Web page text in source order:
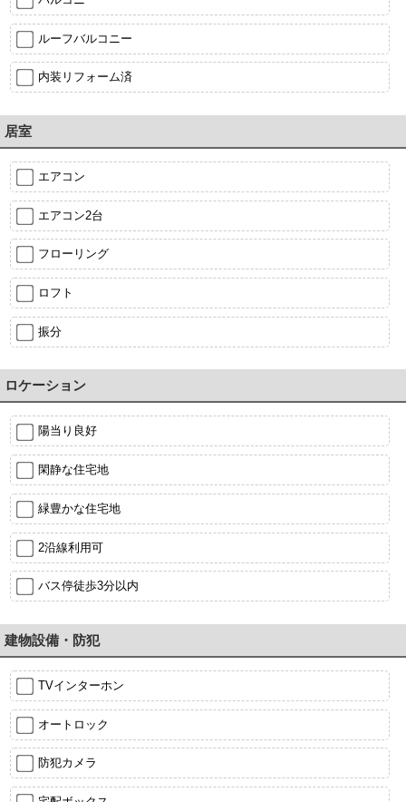
ルーフバルコニー
内装リフォーム済
居室
エアコン
エアコン2台
フローリング
ロフト
振分
ロケーション
陽当り良好
閑静な住宅地
緑豊かな住宅地
2沿線利用可
バス停徒歩3分以内
建物設備・防犯
TVインターホン
オートロック
防犯カメラ